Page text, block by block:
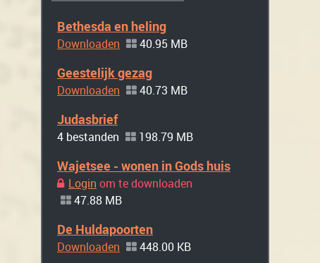
Bethesda en heling
Downloaden 40.95 MB
Geestelijk gezag
Downloaden 40.73 MB
Judasbrief
4 bestanden 198.79 MB
Wajetsee - wonen in Gods huis
Login om te downloaden
47.88 MB
De Huldapoorten
Downloaden 448.00 KB